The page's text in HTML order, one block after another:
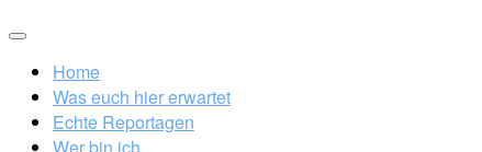
Home
Was euch hier erwartet
Echte Reportagen